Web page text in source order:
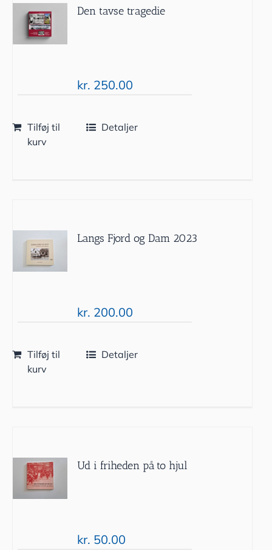
Den tavse tragedie
kr. 250.00
Tilføj til
kurv
Detaljer
Langs Fjord og Dam 2023
kr. 200.00
Tilføj til
kurv
Detaljer
Ud i friheden på to hjul
kr. 50.00